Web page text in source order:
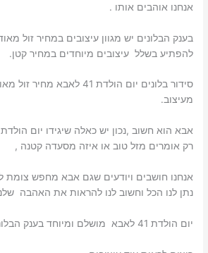
אנחנו אוהבים אותו .
בענק הבלונים יש מגוון עיצובים במחיר זול
להפתיע בשלל עיצובים מיוחדים במחיר קטן.
סידור בלונים יום הולדת 41
מעיצוב.
אבא הוא חשוב ,נכון יש כאלה שיגידו יום
רק אומרים מזל טוב או איזה מסעדה קטנה ,
אנחנו חושבים ויודעים שגם אבא מחפש צומת
נתן לנו הכל וחשוב לנו להראות את האהבה
יום הולדת 41 לאבא מושלם ומיוחד בענק הבלונים